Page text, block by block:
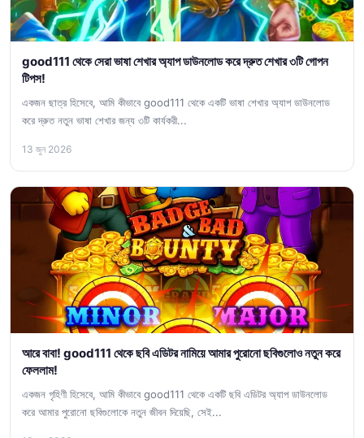
good111 থেকে সেরা ভাষা শেখার অ্যাপ ডাউনলোড করে দ্রুত শেখার ৩টি গোপন
টিপস!
একজন ছাত্র হিসেবে, আমি কীভাবে good111 থেকে একটি ভাষা শেখার অ্যাপ ডাউনলোড
করে দ্রুত নতুন ভাষা শেখার জন্য ৩টি কার্যকরী...
13 জুন 2026
আরে বাবা! good111 থেকে ছবি এডিটর নামিয়ে আমার পুরোনো ছবিগুলোও নতুন করে
ফেললাম!
একজন গৃহিণী হিসেবে, আমি কীভাবে good111 থেকে একটি ছবি এডিটর অ্যাপ ডাউনলোড
করে আমার পুরোনো ছবিগুলোকে নতুন জীবন দিয়েছি, সেই...